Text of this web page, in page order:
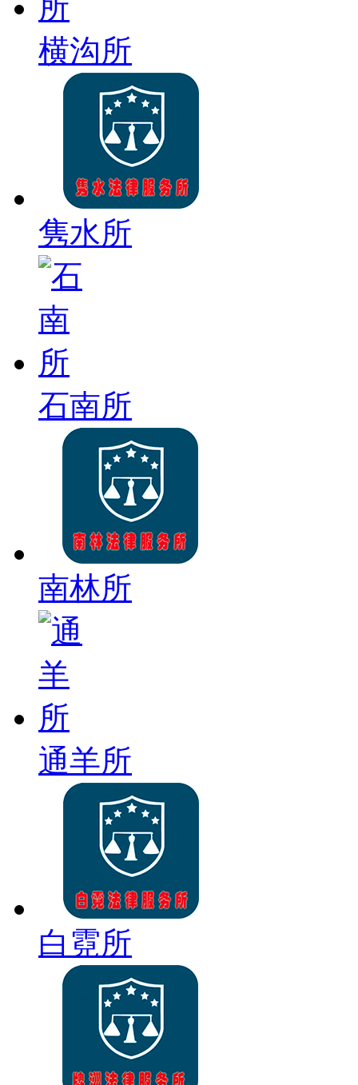
横沟所
隽水所
石南所
南林所
通羊所
白霓所